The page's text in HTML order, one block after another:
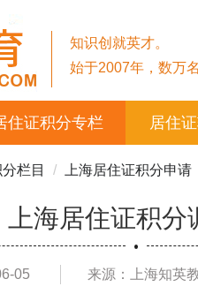
知识创就英才。
始于2007年，数万
住证积分专栏 居住
栏目 上海居住证积分申请
上海居住证积分
05 来源：上海知英